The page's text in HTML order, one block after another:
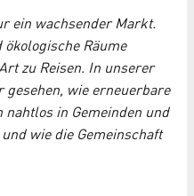
ein wachsender Markt.
Räume
zu Reisen. In unserer
wie erneuerbare
in Gemeinden und
wie die Gemeinschaft